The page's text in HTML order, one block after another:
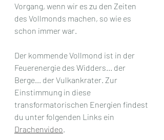
Vorgang, wenn wir es zu den Zeiten
des Vollmonds machen, so wie es
schon immer war.
Der kommende Vollmond ist in der
Feuerenergie des Widders... der
Berge... der Vulkankrater. Zur
Einstimmung in diese
transformatorischen Energien findest
du unter folgenden Links ein
Drachenvideo